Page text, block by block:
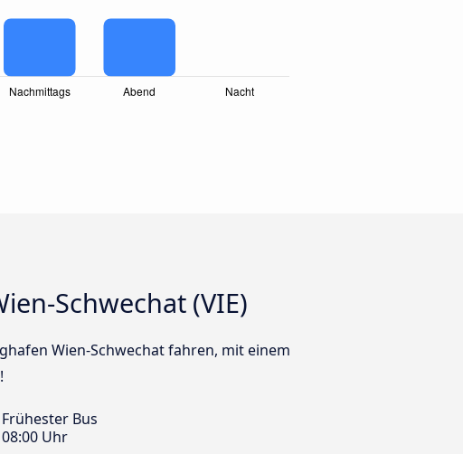
Schwechat (VIE)
Wien-Schwechat fahren, mit einem
Frühester Bus
08:00 Uhr